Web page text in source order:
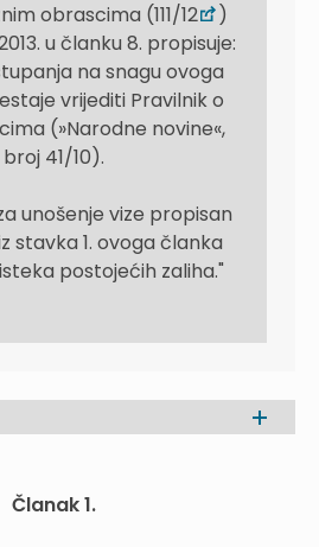
obrascima (111/12
)
u članku 8. propisuje:
na snagu ovoga
vrijediti Pravilnik o
(»Narodne novine«,
broj 41/10).
unošenje vize propisan
stavka 1. ovoga članka
postojećih zaliha."
Članak 1.